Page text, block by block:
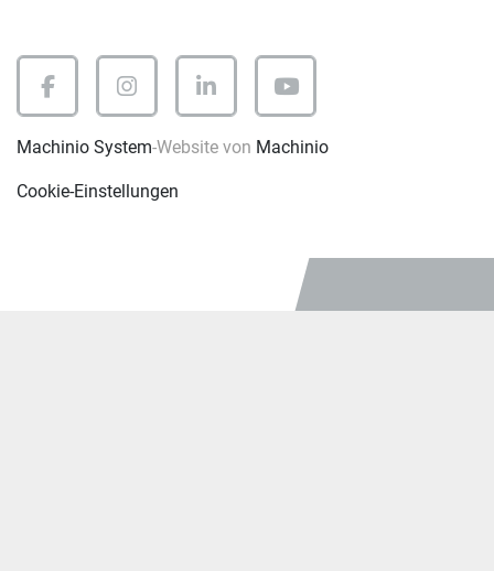
facebookinstagramlinkedinyoutube
Machinio System-Website von Machinio
Cookie-Einstellungen